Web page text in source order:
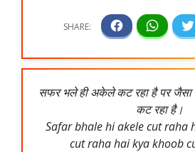
सफर भले ही अकेले कट रहा है पर जैसा
कट रहा है।
Safar bhale hi akele cut raha
cut raha hai kya khoob